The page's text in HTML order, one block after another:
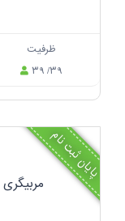
ظرفیت
۳۹ /۳۹
پایان ثبت نام